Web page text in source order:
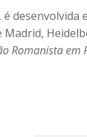
desenvolvida
Romanista em